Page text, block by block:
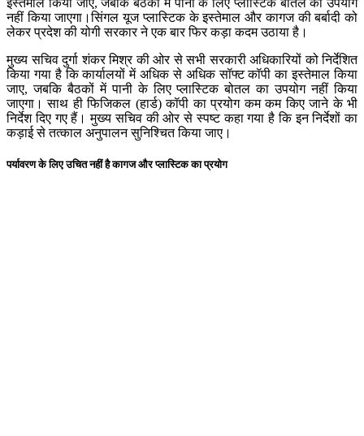
नहीं किया जाएगा।सिंगल यूज प्लास्टिक के इस्तेमाल और कागज की बर्बादी को
लेकर प्रदेश की योगी सरकार ने एक बार फिर कड़ा कदम उठाया है।
मुख्य सचिव दुर्गा शंकर मिश्र की ओर से सभी सरकारी अधिकारियों को निर्देशित
किया गया है कि कार्यालयों में अधिक से अधिक सॉफ्ट कॉपी का इस्तेमाल किया
जाए, जबकि बैठकों में पानी के लिए प्लास्टिक बोतल का उपयोग नहीं किया
जाएगा। साथ ही फिजिकल (हार्ड) कॉपी का प्रयोग कम कम किए जाने के भी
निर्देश दिए गए हैं। मुख्य सचिव की ओर से स्पष्ट कहा गया है कि इन निर्देशों का
कड़ाई से तत्काल अनुपालन सुनिश्चित किया जाए।
पर्यावरण के लिए उचित नहीं है कागज और प्लास्टिक का प्रयोग